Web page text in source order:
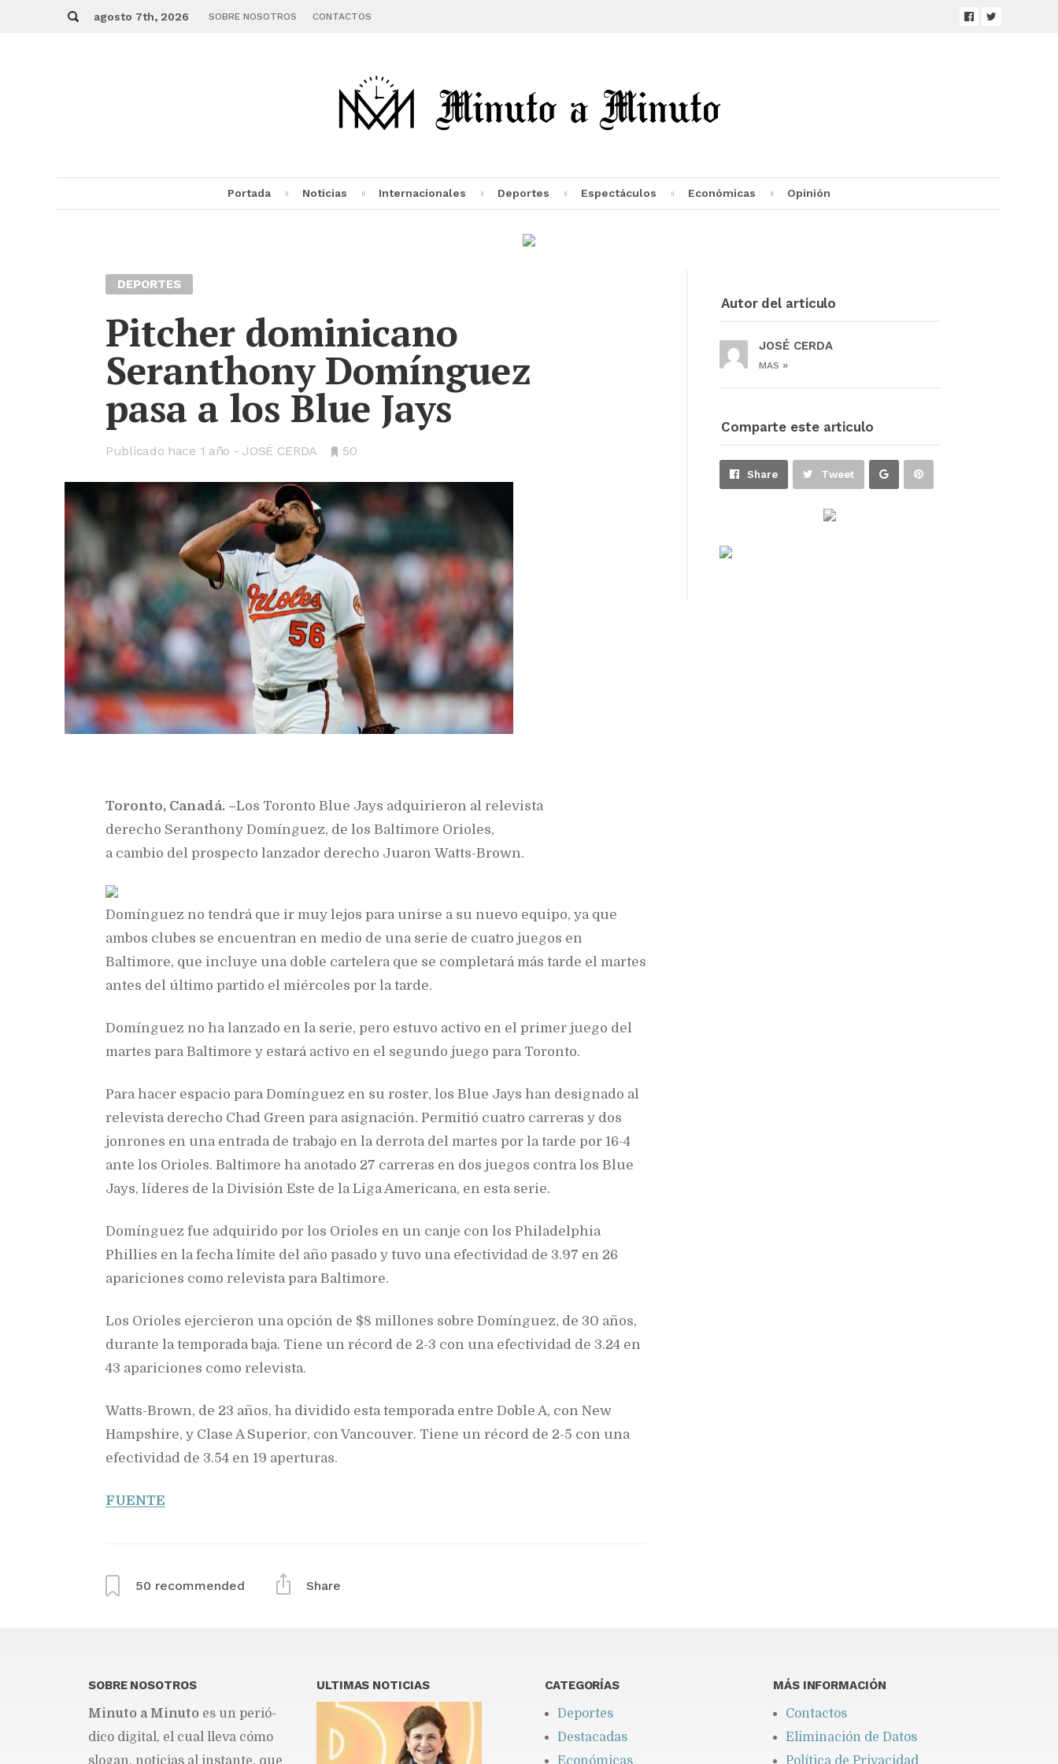
Buscar
agosto 7th, 2026 SOBRE NOSOTROS CONTACTOS
Portada Noticias Internacionales Deportes Espectáculos Económicas Opinión
DEPORTES
Pitcher dominicano
Seranthony Domínguez
pasa a los Blue Jays
Publicado hace 1 año JOSÉ CERDA
•
50
Toronto, Canadá. –Los Toronto Blue Jays adquirieron al relevista
derecho Seranthony Domínguez, de los Baltimore Orioles,
a cambio del prospecto lanzador derecho Juaron Watts-Brown.
Domínguez no tendrá que ir muy lejos para unirse a su nuevo equipo, ya que
ambos clubes se encuentran en medio de una serie de cuatro juegos en
Baltimore, que incluye una doble cartelera que se completará más tarde el martes
antes del último partido el miércoles por la tarde.
Domínguez no ha lanzado en la serie, pero estuvo activo en el primer juego del
martes para Baltimore y estará activo en el segundo juego para Toronto.
Para hacer espacio para Domínguez en su roster, los Blue Jays han designado al
relevista derecho Chad Green para asignación. Permitió cuatro carreras y dos
jonrones en una entrada de trabajo en la derrota del martes por la tarde por 16-4
ante los Orioles. Baltimore ha anotado 27 carreras en dos juegos contra los Blue
Jays, líderes de la División Este de la Liga Americana, en esta serie.
Domínguez fue adquirido por los Orioles en un canje con los Philadelphia
Phillies en la fecha límite del año pasado y tuvo una efectividad de 3.97 en 26
apariciones como relevista para Baltimore.
Los Orioles ejercieron una opción de $8 millones sobre Domínguez, de 30 años,
durante la temporada baja. Tiene un récord de 2-3 con una efectividad de 3.24 en
43 apariciones como relevista.
Watts-Brown, de 23 años, ha dividido esta temporada entre Doble A, con New
Hampshire, y Clase A Superior, con Vancouver. Tiene un récord de 2-5 con una
efectividad de 3.54 en 19 aperturas.
FUENTE
50 recommended Share
Autor del articulo
JOSÉ CERDA
MAS »
Comparte este articulo
Share Tweet Share Pin
SOBRE NOSOTROS
Mi­nu­to a Mi­nu­to es un pe­rió­
di­co di­gi­tal, el cual lle­va cómo
ULTIMAS NOTICIAS
CATEGORÍAS
Deportes
Destacadas
MÁS INFORMACIÓN
Contactos
Eliminación de Datos